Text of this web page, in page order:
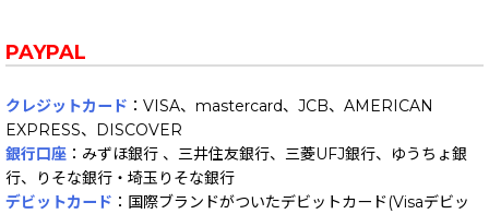
PAYPAL
クレジットカード ：VISA、mastercard、JCB、AMERICAN
EXPRESS、DISCOVER
銀行口座 ：みずほ銀行 、三井住友銀行、三菱UFJ銀行、ゆうちょ銀
行、りそな銀行・埼玉りそな銀行
デビットカード ：国際ブランドがついたデビットカード(Visaデビッ